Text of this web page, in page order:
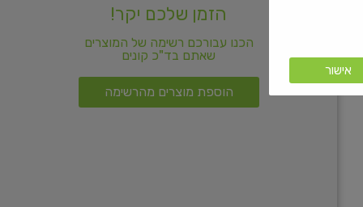
הזמן שלכם יקר!
הכנו עבורכם רשימה של המוצרים
שאתם בד"כ קונים
הוספת מוצרים מהרשימה
אישור